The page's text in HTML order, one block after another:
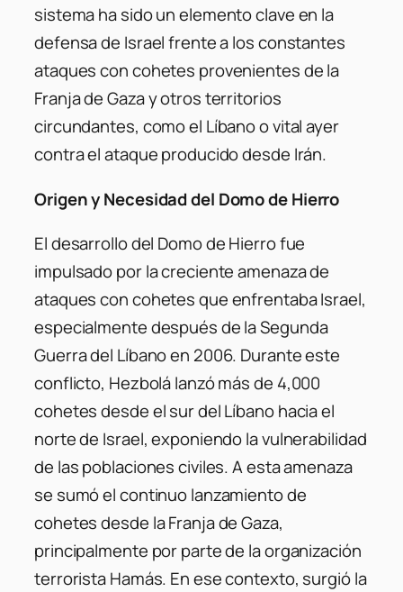
sistema ha sido un elemento clave en la
defensa de Israel frente a los constantes
ataques con cohetes provenientes de la
Franja de Gaza y otros territorios
circundantes, como el Líbano o vital ayer
contra el ataque producido desde Irán.
Origen y Necesidad del Domo de Hierro
El desarrollo del Domo de Hierro fue
impulsado por la creciente amenaza de
ataques con cohetes que enfrentaba Israel,
especialmente después de la Segunda
Guerra del Líbano en 2006. Durante este
conflicto, Hezbolá lanzó más de 4,000
cohetes desde el sur del Líbano hacia el
norte de Israel, exponiendo la vulnerabilidad
de las poblaciones civiles. A esta amenaza
se sumó el continuo lanzamiento de
cohetes desde la Franja de Gaza,
principalmente por parte de la organización
terrorista Hamás. En ese contexto, surgió la